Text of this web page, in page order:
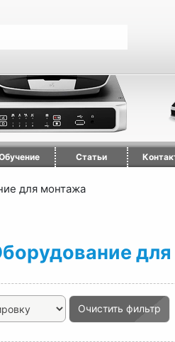
Статьи
для монтажа
Очистить фильтр